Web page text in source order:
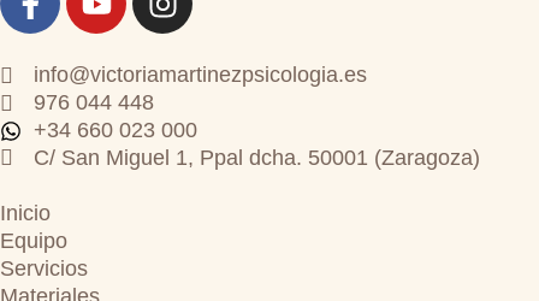
info@victoriamartinezpsicologia.es
976 044 448
+34 660 023 000
C/ San Miguel 1, Ppal dcha. 50001 (Zaragoza)
Inicio
Equipo
Servicios